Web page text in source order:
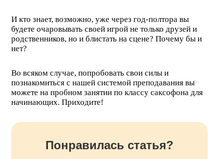
И кто знает, возможно, уже через год-полтора вы
будете очаровывать своей игрой не только друзей и
родственников, но и блистать на сцене? Почему бы и
нет?
Во всяком случае, попробовать свои силы и
познакомиться с нашей системой преподавания вы
можете на пробном занятии по классу саксофона для
начинающих. Приходите!
Понравилась статья?